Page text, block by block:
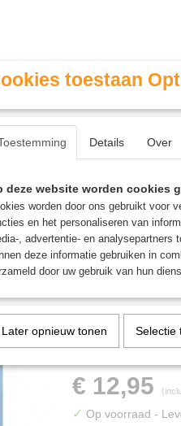
Contact &
MINIATURE GAMING
>Klootzakken: Eindelijk
€ 12,95
✓ Op voorraad -
toestaan
Details Over
deze website worden cookies
worden door ons gebruikt voor
en het personaliseren van
, advertentie- en analysepartners
deze informatie gebruiken in
door uw gebruik van hun
Later opnieuw tonen Selectie